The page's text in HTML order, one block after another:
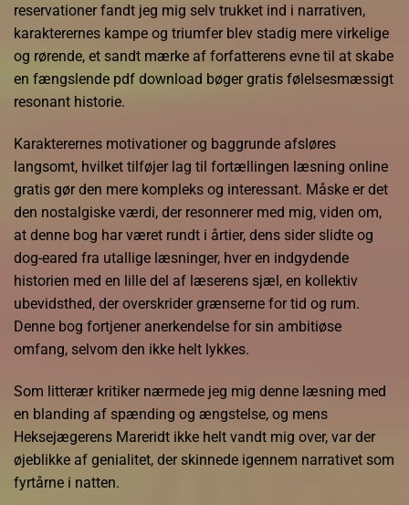
reservationer fandt jeg mig selv trukket ind i narrativen,
karakterernes kampe og triumfer blev stadig mere virkelige
og rørende, et sandt mærke af forfatterens evne til at skabe
en fængslende pdf download bøger gratis følelsesmæssigt
resonant historie.
Karakterernes motivationer og baggrunde afsløres
langsomt, hvilket tilføjer lag til fortællingen læsning online
gratis gør den mere kompleks og interessant. Måske er det
den nostalgiske værdi, der resonnerer med mig, viden om,
at denne bog har været rundt i årtier, dens sider slidte og
dog-eared fra utallige læsninger, hver en indgydende
historien med en lille del af læserens sjæl, en kollektiv
ubevidsthed, der overskrider grænserne for tid og rum.
Denne bog fortjener anerkendelse for sin ambitiøse
omfang, selvom den ikke helt lykkes.
Som litterær kritiker nærmede jeg mig denne læsning med
en blanding af spænding og ængstelse, og mens
Heksejægerens Mareridt ikke helt vandt mig over, var der
øjeblikke af genialitet, der skinnede igennem narrativet som
fyrtårne i natten.